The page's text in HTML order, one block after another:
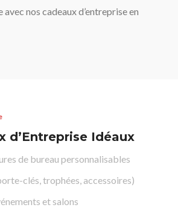
nos cadeaux d’entreprise en
d’Entreprise Idéaux
de bureau personnalisables
clés, trophées, accessoires)
et salons